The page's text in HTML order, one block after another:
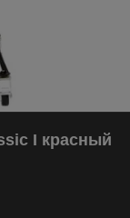
I красный